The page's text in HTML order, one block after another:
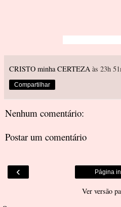
CRISTO minha CERTEZA às 23h
Compartilhar
Nenhum comentário:
Postar um comentário
‹ Página
Ver versão